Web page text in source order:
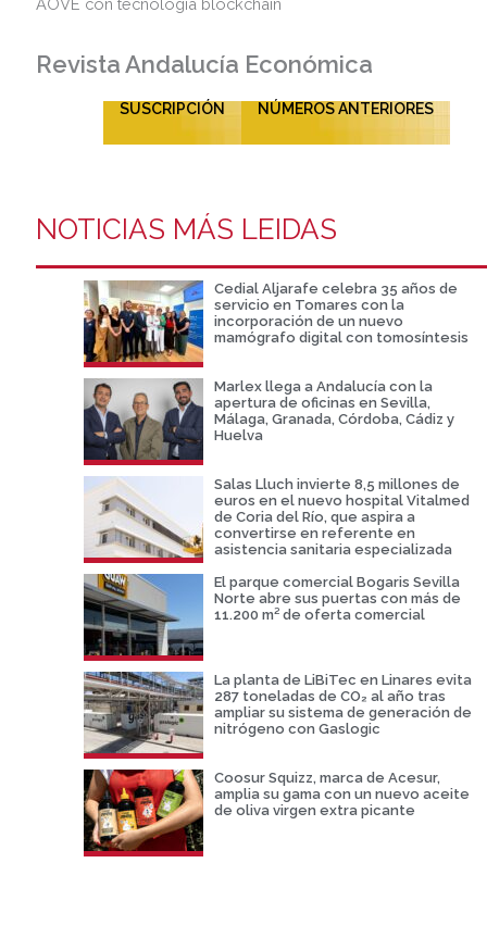
Revista Andalucía Económica
SUSCRIPCIÓN NÚMEROS ANTERIORES
NOTICIAS MÁS LEIDAS
Cedial Aljarafe celebra 35 años de
servicio en Tomares con la
incorporación de un nuevo
mamógrafo digital con tomosíntesis
Marlex llega a Andalucía con la
apertura de oficinas en Sevilla,
Málaga, Granada, Córdoba, Cádiz y
Huelva
Salas Lluch invierte 8,5 millones de
euros en el nuevo hospital Vitalmed
de Coria del Río, que aspira a
convertirse en referente en
asistencia sanitaria especializada
El parque comercial Bogaris Sevilla
Norte abre sus puertas con más de
11.200 m² de oferta comercial
La planta de LiBiTec en Linares evita
287 toneladas de CO₂ al año tras
ampliar su sistema de generación de
nitrógeno con Gaslogic
Coosur Squizz, marca de Acesur,
amplia su gama con un nuevo aceite
de oliva virgen extra picante